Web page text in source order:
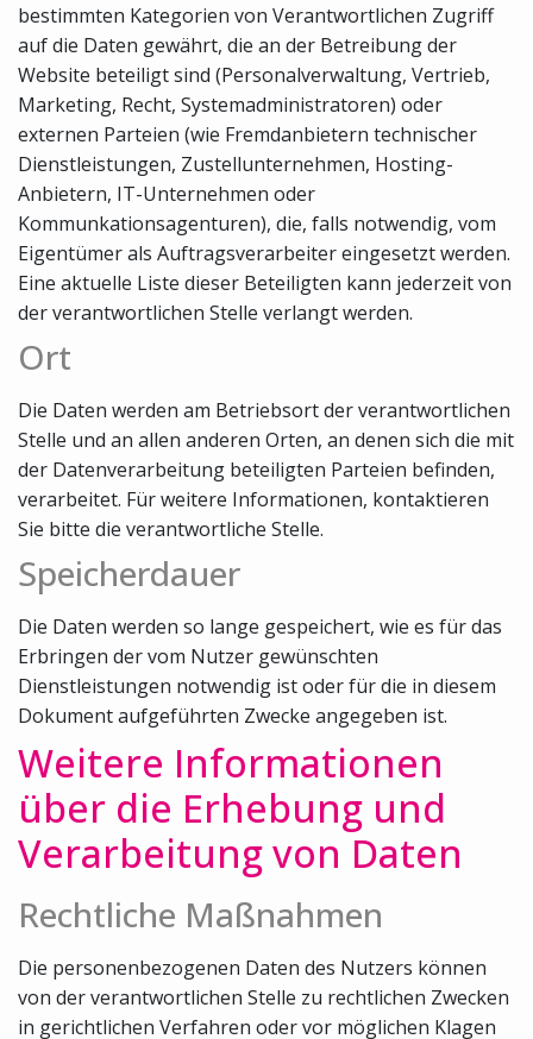
bestimmten Kategorien von Verantwortlichen Zugriff
auf die Daten gewährt, die an der Betreibung der
Website beteiligt sind (Personalverwaltung, Vertrieb,
Marketing, Recht, Systemadministratoren) oder
externen Parteien (wie Fremdanbietern technischer
Dienstleistungen, Zustellunternehmen, Hosting-
Anbietern, IT-Unternehmen oder
Kommunkationsagenturen), die, falls notwendig, vom
Eigentümer als Auftragsverarbeiter eingesetzt werden.
Eine aktuelle Liste dieser Beteiligten kann jederzeit von
der verantwortlichen Stelle verlangt werden.
Ort
Die Daten werden am Betriebsort der verantwortlichen
Stelle und an allen anderen Orten, an denen sich die mit
der Datenverarbeitung beteiligten Parteien befinden,
verarbeitet. Für weitere Informationen, kontaktieren
Sie bitte die verantwortliche Stelle.
Speicherdauer
Die Daten werden so lange gespeichert, wie es für das
Erbringen der vom Nutzer gewünschten
Dienstleistungen notwendig ist oder für die in diesem
Dokument aufgeführten Zwecke angegeben ist.
Weitere Informationen
über die Erhebung und
Verarbeitung von Daten
Rechtliche Maßnahmen
Die personenbezogenen Daten des Nutzers können
von der verantwortlichen Stelle zu rechtlichen Zwecken
in gerichtlichen Verfahren oder vor möglichen Klagen